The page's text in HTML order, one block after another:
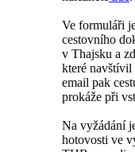
Ve formuláři
cestovního
v Thajsku a
které
email pak
prokáže při
Na vyžádání
hotovosti ve